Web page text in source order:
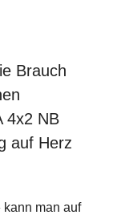
Brauch
4x2 NB
auf Herz
kann man auf